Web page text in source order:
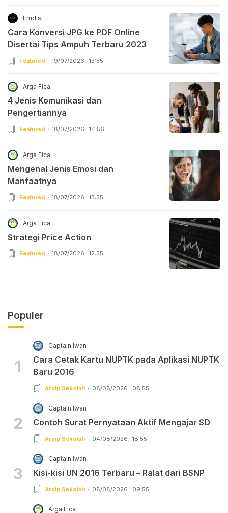
Erudisi
Cara Konversi JPG ke PDF Online
Disertai Tips Ampuh Terbaru 2023
Featured 19/07/2026 | 13:55
Arga Fica
4 Jenis Komunikasi dan
Pengertiannya
Featured 18/07/2026 | 14:56
Arga Fica
Mengenal Jenis Emosi dan
Manfaatnya
Featured 18/07/2026 | 13:55
Arga Fica
Strategi Price Action
Featured 18/07/2026 | 12:55
Populer
1
Captain Iwan
Cara Cetak Kartu NUPTK pada Aplikasi NUPTK
Baru 2016
Arsip Sekolah 08/08/2026 | 08:55
2
Captain Iwan
Contoh Surat Pernyataan Aktif Mengajar SD
Arsip Sekolah 04/08/2026 | 18:55
3
Captain Iwan
Kisi-kisi UN 2016 Terbaru – Ralat dari BSNP
Arsip Sekolah 08/08/2026 | 09:55
Arga Fica